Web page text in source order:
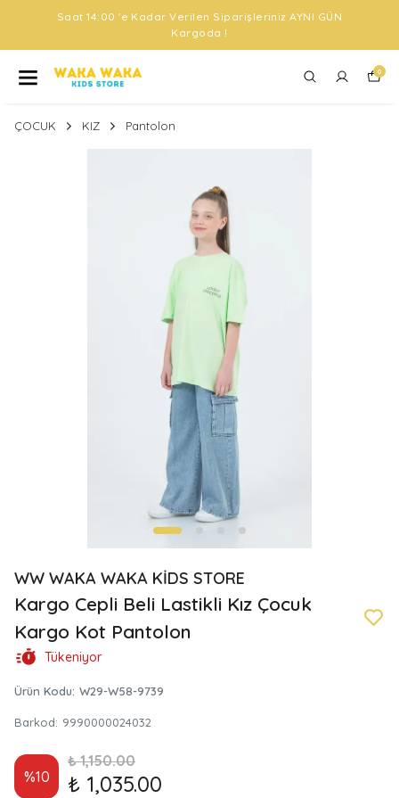
Saat 14:00 'e Kadar Verilen Siparişleriniz AYNI GÜN
Kargoda !
0
ÇOCUK KIZ Pantolon
WW WAKA WAKA KİDS STORE
Kargo Cepli Beli Lastikli Kız Çocuk
Kargo Kot Pantolon
Tükeniyor
Ürün Kodu: W29-W58-9739
Barkod: 9990000024032
%10
₺ 1,150.00
₺ 1,035.00